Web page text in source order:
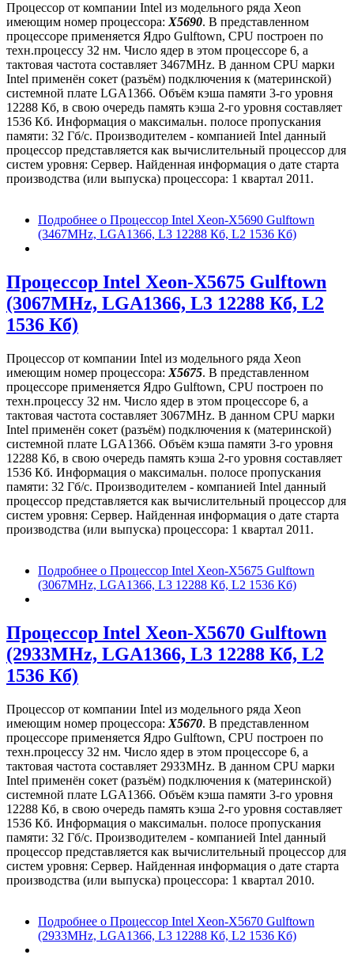
Процессор от компании Intel из модельного ряда Xeon
имеющим номер процессора: X5690. В представленном
процессоре применяется Ядро Gulftown, CPU построен по
техн.процессу 32 нм. Число ядер в этом процессоре 6, а
тактовая частота составляет 3467MHz. В данном CPU марки
Intel применён сокет (разъём) подключения к (материнской)
системной плате LGA1366. Объём кэша памяти 3-го уровня
12288 Кб, в свою очередь память кэша 2-го уровня составляет
1536 Кб. Информация о максимальн. полосе пропускания
памяти: 32 Гб/с. Производителем - компанией Intel данный
процессор представляется как вычислительный процессор для
систем уровня: Сервер. Найденная информация о дате старта
производства (или выпуска) процессора: 1 квартал 2011.
Подробнее о Процессор Intel Xeon-X5690 Gulftown
(3467MHz, LGA1366, L3 12288 Кб, L2 1536 Кб)
Процессор Intel Xeon-X5675 Gulftown
(3067MHz, LGA1366, L3 12288 Кб, L2
1536 Кб)
Процессор от компании Intel из модельного ряда Xeon
имеющим номер процессора: X5675. В представленном
процессоре применяется Ядро Gulftown, CPU построен по
техн.процессу 32 нм. Число ядер в этом процессоре 6, а
тактовая частота составляет 3067MHz. В данном CPU марки
Intel применён сокет (разъём) подключения к (материнской)
системной плате LGA1366. Объём кэша памяти 3-го уровня
12288 Кб, в свою очередь память кэша 2-го уровня составляет
1536 Кб. Информация о максимальн. полосе пропускания
памяти: 32 Гб/с. Производителем - компанией Intel данный
процессор представляется как вычислительный процессор для
систем уровня: Сервер. Найденная информация о дате старта
производства (или выпуска) процессора: 1 квартал 2011.
Подробнее о Процессор Intel Xeon-X5675 Gulftown
(3067MHz, LGA1366, L3 12288 Кб, L2 1536 Кб)
Процессор Intel Xeon-X5670 Gulftown
(2933MHz, LGA1366, L3 12288 Кб, L2
1536 Кб)
Процессор от компании Intel из модельного ряда Xeon
имеющим номер процессора: X5670. В представленном
процессоре применяется Ядро Gulftown, CPU построен по
техн.процессу 32 нм. Число ядер в этом процессоре 6, а
тактовая частота составляет 2933MHz. В данном CPU марки
Intel применён сокет (разъём) подключения к (материнской)
системной плате LGA1366. Объём кэша памяти 3-го уровня
12288 Кб, в свою очередь память кэша 2-го уровня составляет
1536 Кб. Информация о максимальн. полосе пропускания
памяти: 32 Гб/с. Производителем - компанией Intel данный
процессор представляется как вычислительный процессор для
систем уровня: Сервер. Найденная информация о дате старта
производства (или выпуска) процессора: 1 квартал 2010.
Подробнее о Процессор Intel Xeon-X5670 Gulftown
(2933MHz, LGA1366, L3 12288 Кб, L2 1536 Кб)